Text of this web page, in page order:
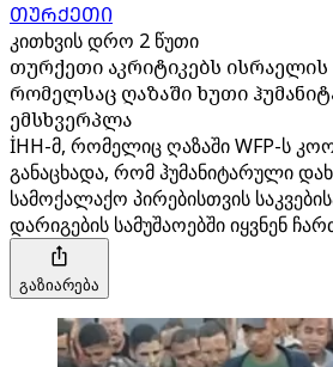
ᲗᲣᲠᲥᲔᲗᲘ
კითხვის დრო 2 წუთი
თურქეთი აკრიტიკებს ისრაელის
რომელსაც ღაზაში ხუთი
ემსხვერპლა
İHH-მ, რომელიც ღაზაში WFP-ს
განაცხადა, რომ ჰუმანიტარული
სამოქალაქო პირებისთვის
დარიგების სამუშაოებში იყვნენ
გაზიარება